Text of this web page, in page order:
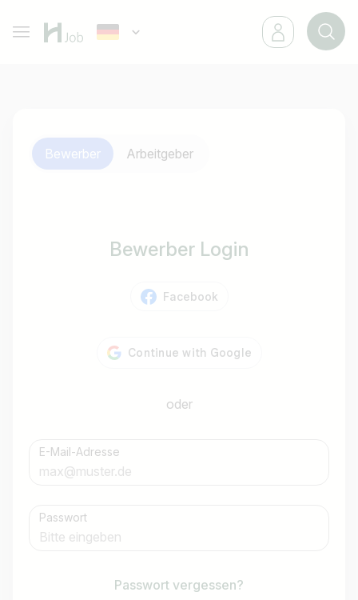
Bewerber Arbeitgeber
Bewerber Login
Facebook
oder
E-Mail-Adresse
Passwort
Passwort vergessen?